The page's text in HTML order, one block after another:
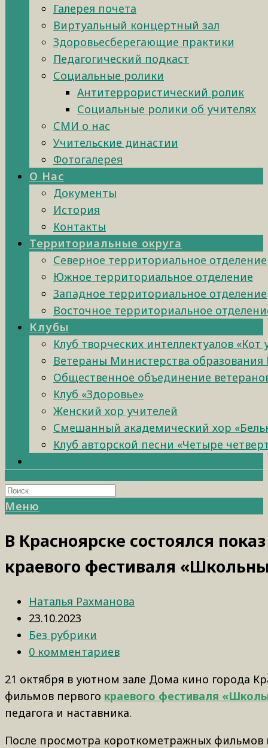
Галерея почета
Виртуальный концертный зал
Здоровьесберегающие практики
Педагогический подкаст
Социальные ролики
Антитеррористический ролик
Социальные ролики об учителях
СМИ о нас
Учительские династии
Фотогалерея
О Нас
Документы
История
Контакты
Территориальные округа
Северное территориальное отделение
Южное территориальное отделение
Западное территориальное отделение
Восточное территориальное
Клубы
Клуб творческих интеллектуалов «Кот
Ветераны Министерства образования
Общественное объединение
Клуб «Здоровье»
Женский хор учителей
Смешанный академический хор
Клуб авторской песни «Четыре
Меню
В Красноярске состоялся
краевого фестиваля
Наталья Рахманова
23.10.2023
Без рубрики
0 комментариев
21 октября в уютном зале Дома кино города
фильмов первого краевого фестиваля
педагога и наставника.
После просмотра короткометражных